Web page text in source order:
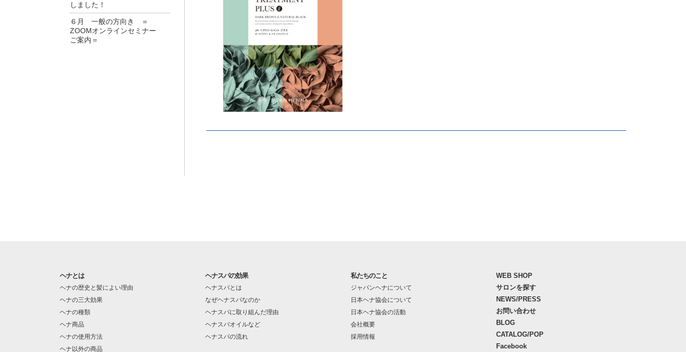
しました！
６月 一般の方向き ＝
ZOOMオンラインセミナー
ご案内＝
ヘナとは
ヘナの歴史と髪によい理由
ヘナの三大効果
ヘナの種類
ヘナ商品
ヘナの使用方法
ヘナ以外の商品
ヘナスパの効果
ヘナスパとは
なぜヘナスパなのか
ヘナスパに取り組んだ理由
ヘナスパオイルなど
ヘナスパの流れ
私たちのこと
ジャパンヘナについて
日本ヘナ協会について
日本ヘナ協会の活動
会社概要
採用情報
WEB SHOP
サロンを探す
NEWS/PRESS
お問い合わせ
BLOG
CATALOG/POP
Facebook